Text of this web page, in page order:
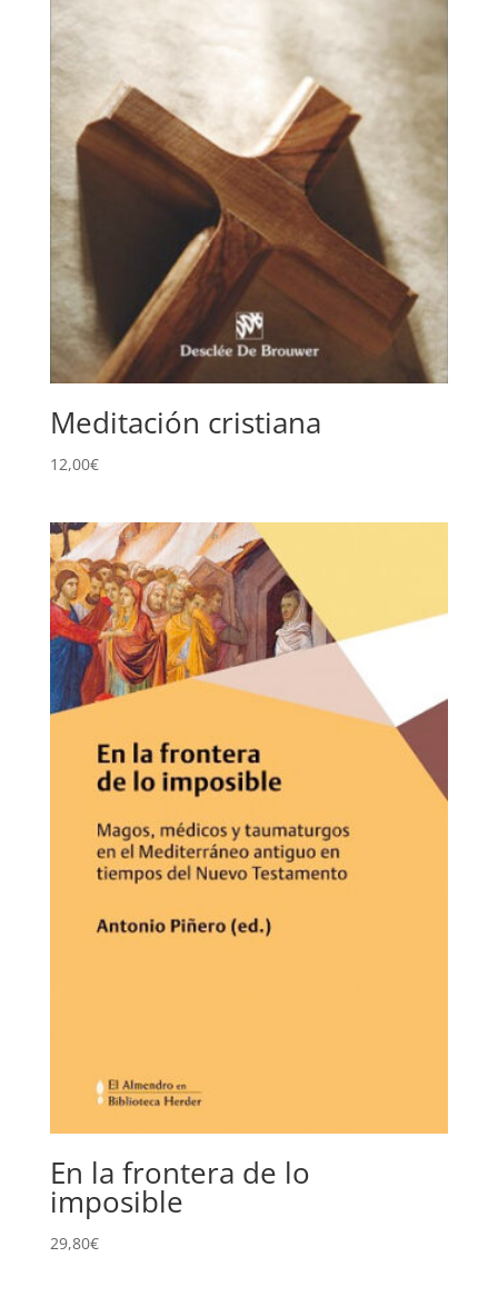
Meditación cristiana
12,00€
En la frontera de lo
imposible
29,80€